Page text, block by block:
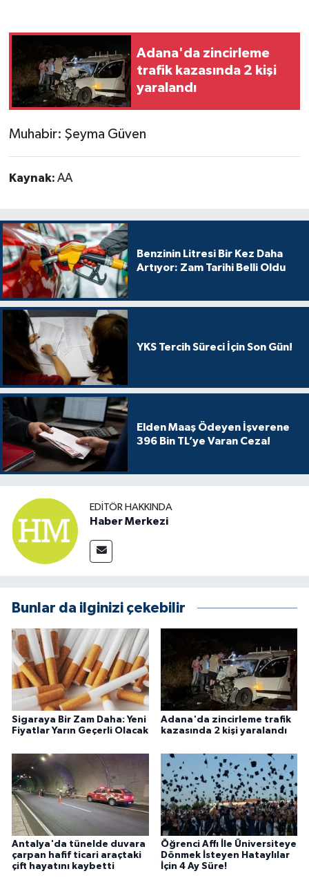
Adana'da zincirleme
trafik kazasında 2 kişi
yaralandı
Muhabir: Şeyma Güven
Kaynak: AA
Benzinin Litresi Bir Kez Daha
Artıyor: Zam Tarihi Belli Oldu
YKS Tercih Süreci İçin Son Gün!
Elden Maaş Ödeyen İşverene
396 Bin TL’ye Varan Ceza!
EDITÖR HAKKINDA
Haber Merkezi
Bunlar da ilginizi çekebilir
Sigaraya Bir Zam Daha: Yeni
Fiyatlar Yarın Geçerli Olacak
Adana'da zincirleme trafik
kazasında 2 kişi yaralandı
Antalya'da tünelde duvara
çarpan hafif ticari araçtaki
çift hayatını kaybetti
Öğrenci Affı İle Üniversiteye
Dönmek İsteyen Hataylılar
İçin 4 Ay Süre!